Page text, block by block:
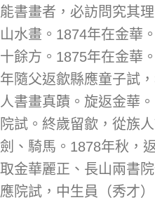
能書畫者，必訪問究其
山水畫。1874年在金華
十餘方。1875年在金華
年隨父返歙縣應童子試
人書畫真蹟。旋返金華
院試。終歲留歙，從族
劍、騎馬。1878年秋，
取金華麗正、長山兩書
應院試，中生員（秀才